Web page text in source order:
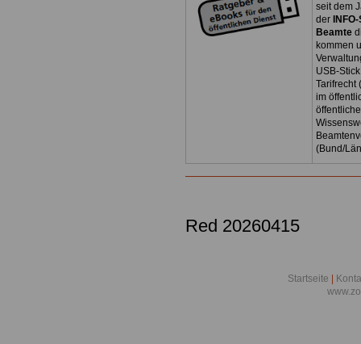
seit dem
der
Beamte
kommen
USB-
Tarifrecht
im
(Bund/
Red 20260415
Startseite